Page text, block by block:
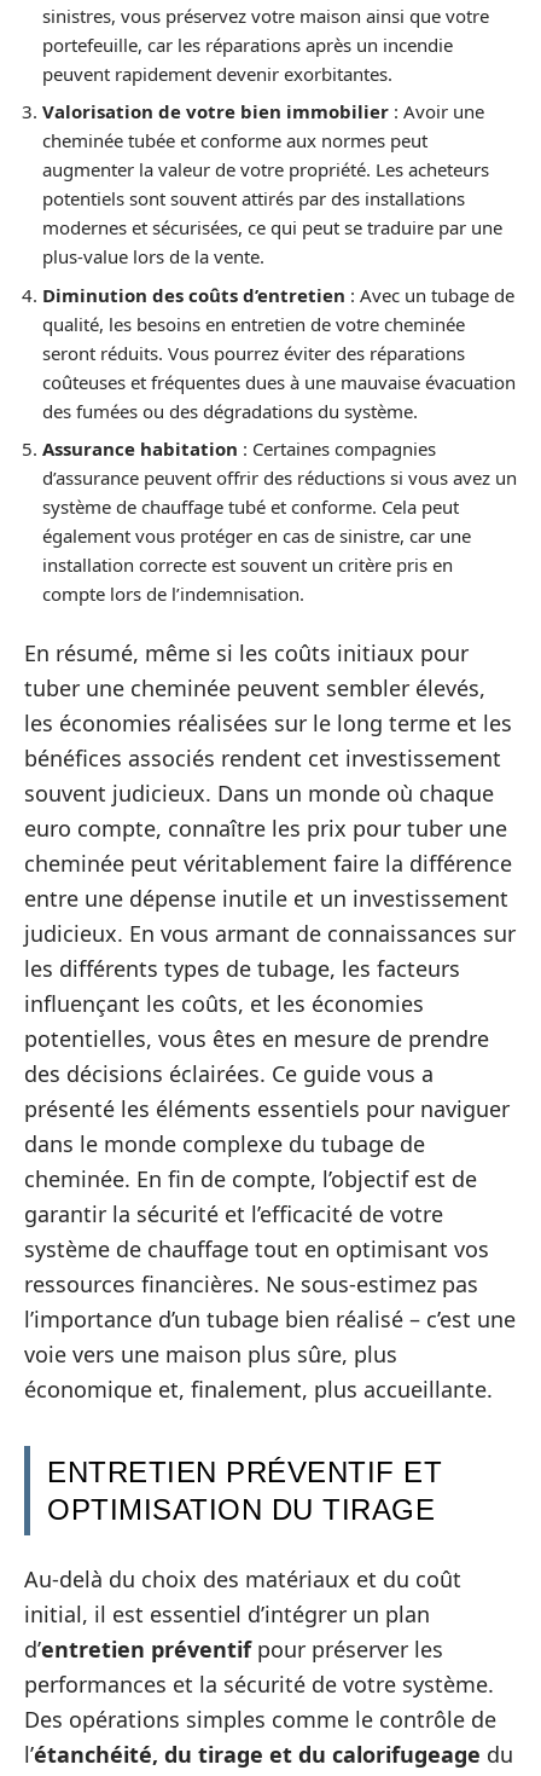
sinistres, vous préservez votre maison ainsi que votre
portefeuille, car les réparations après un incendie
peuvent rapidement devenir exorbitantes.
Valorisation de votre bien immobilier : Avoir une
cheminée tubée et conforme aux normes peut
augmenter la valeur de votre propriété. Les acheteurs
potentiels sont souvent attirés par des installations
modernes et sécurisées, ce qui peut se traduire par une
plus-value lors de la vente.
Diminution des coûts d’entretien : Avec un tubage de
qualité, les besoins en entretien de votre cheminée
seront réduits. Vous pourrez éviter des réparations
coûteuses et fréquentes dues à une mauvaise évacuation
des fumées ou des dégradations du système.
Assurance habitation : Certaines compagnies
d’assurance peuvent offrir des réductions si vous avez un
système de chauffage tubé et conforme. Cela peut
également vous protéger en cas de sinistre, car une
installation correcte est souvent un critère pris en
compte lors de l’indemnisation.
En résumé, même si les coûts initiaux pour
tuber une cheminée peuvent sembler élevés,
les économies réalisées sur le long terme et les
bénéfices associés rendent cet investissement
souvent judicieux. Dans un monde où chaque
euro compte, connaître les prix pour tuber une
cheminée peut véritablement faire la différence
entre une dépense inutile et un investissement
judicieux. En vous armant de connaissances sur
les différents types de tubage, les facteurs
influençant les coûts, et les économies
potentielles, vous êtes en mesure de prendre
des décisions éclairées. Ce guide vous a
présenté les éléments essentiels pour naviguer
dans le monde complexe du tubage de
cheminée. En fin de compte, l’objectif est de
garantir la sécurité et l’efficacité de votre
système de chauffage tout en optimisant vos
ressources financières. Ne sous-estimez pas
l’importance d’un tubage bien réalisé – c’est une
voie vers une maison plus sûre, plus
économique et, finalement, plus accueillante.
ENTRETIEN PRÉVENTIF ET
OPTIMISATION DU TIRAGE
Au-delà du choix des matériaux et du coût
initial, il est essentiel d’intégrer un plan
d’entretien préventifpour préserver les
performances et la sécurité de votre système.
Des opérations simples comme le contrôle de
l’étanchéité, du tirage et du calorifugeage du